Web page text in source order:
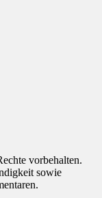
vorbehalten.
sowie